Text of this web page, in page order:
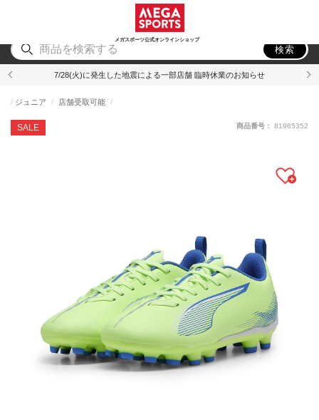
メガスポーツ公式オンラインショップ
アウトドア
検索
7/28(火)に発生した地震による一部店舗 臨時休業のお知らせ
SALE
ジュニア 店舗受取可能
商品番号： 81965352